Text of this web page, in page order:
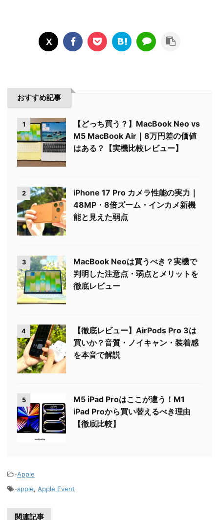
おすすめ記事
1
【どっち買う？】MacBook Neo vs
M5 MacBook Air｜8万円差の価値
はある？【実機比較レビュー】
2
iPhone 17 Pro カメラ性能の実力｜
48MP・8倍ズーム・インカメ新機
能と見えた弱点
3
MacBook Neoは買うべき？実機で
判明した注意点・弱点とメリットを
徹底レビュー
4
【徹底レビュー】AirPods Pro 3は
買いか？音質・ノイキャン・装着感
を本音で解説
5
M5 iPad Proはここが違う！M1
iPad Proから買い替えるべき理由
【徹底比較】
-Apple
-apple, Apple Event
関連記事